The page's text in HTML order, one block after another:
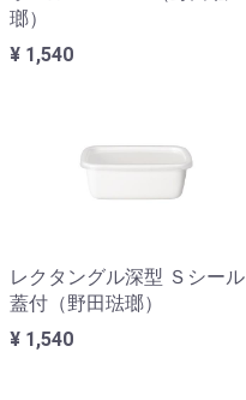
瑯）
¥ 1,540
レクタングル深型 Ｓシール
蓋付（野田琺瑯）
¥ 1,540